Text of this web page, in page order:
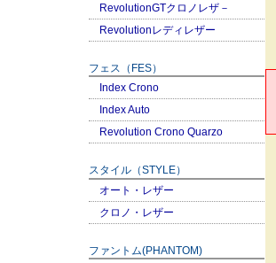
RevolutionGTクロノレザ－
Revolutionレディレザー
フェス（FES）
Index Crono
Index Auto
Revolution Crono Quarzo
スタイル（STYLE）
オート・レザー
クロノ・レザー
ファントム(PHANTOM)